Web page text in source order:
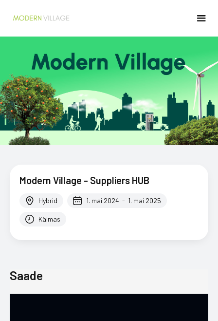
Modern Village - Suppliers HUB
Hybrid 1. mai 2024 - 1. mai 2025
Käimas
Saade